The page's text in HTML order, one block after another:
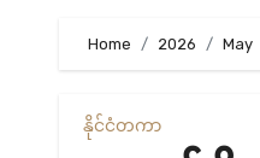
Home 2026 May
နိုင်ငံတကာ